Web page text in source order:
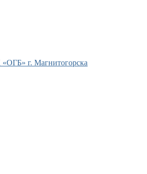
г. Магнитогорска